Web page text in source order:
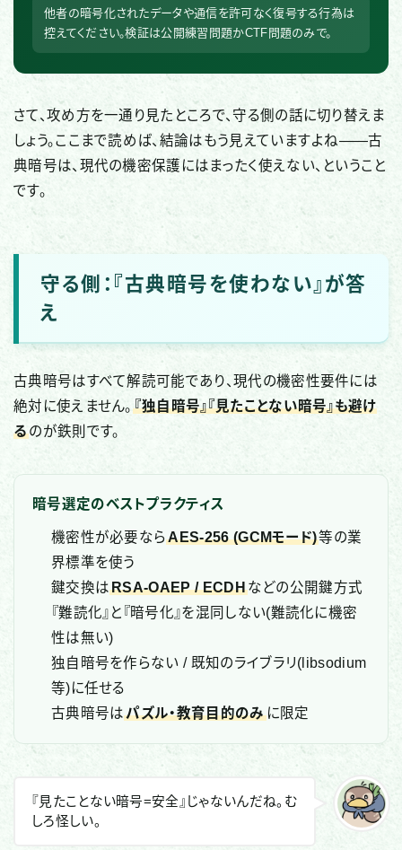
他者の暗号化されたデータや通信を許可なく復号する行為は
控えてください。検証は公開練習問題かCTF問題のみで。
さて、攻め方を一通り見たところで、守る側の話に切り替えま
しょう。ここまで読めば、結論はもう見えていますよね——古
典暗号は、現代の機密保護にはまったく使えない、ということ
です。
守る側：『古典暗号を使わない』が答
え
古典暗号はすべて解読可能であり、現代の機密性要件には
絶対に使えません。 『独自暗号』『見たことない暗号』も避け
るのが鉄則です。
暗号選定のベストプラクティス
機密性が必要ならAES-256 (GCMモード)等の業
界標準を使う
鍵交換はRSA-OAEP / ECDHなどの公開鍵方式
『難読化』と『暗号化』を混同しない(難読化に機密
性は無い)
独自暗号を作らない / 既知のライブラリ(libsodium
等)に任せる
古典暗号はパズル・教育目的のみに限定
『見たことない暗号=安全』じゃないんだね。む
しろ怪しい。